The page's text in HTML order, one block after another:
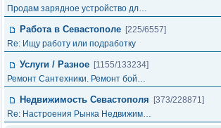
Продам зарядное устройство дл…
Работа в Севастополе [225/6557]
Re: Ищу работу или подработку
Услуги / Разное [1155/133234]
Ремонт Сантехники. Ремонт бой…
Недвижимость Севастополя
[373/228871]
Re: Настроения Рынка Недвижим…